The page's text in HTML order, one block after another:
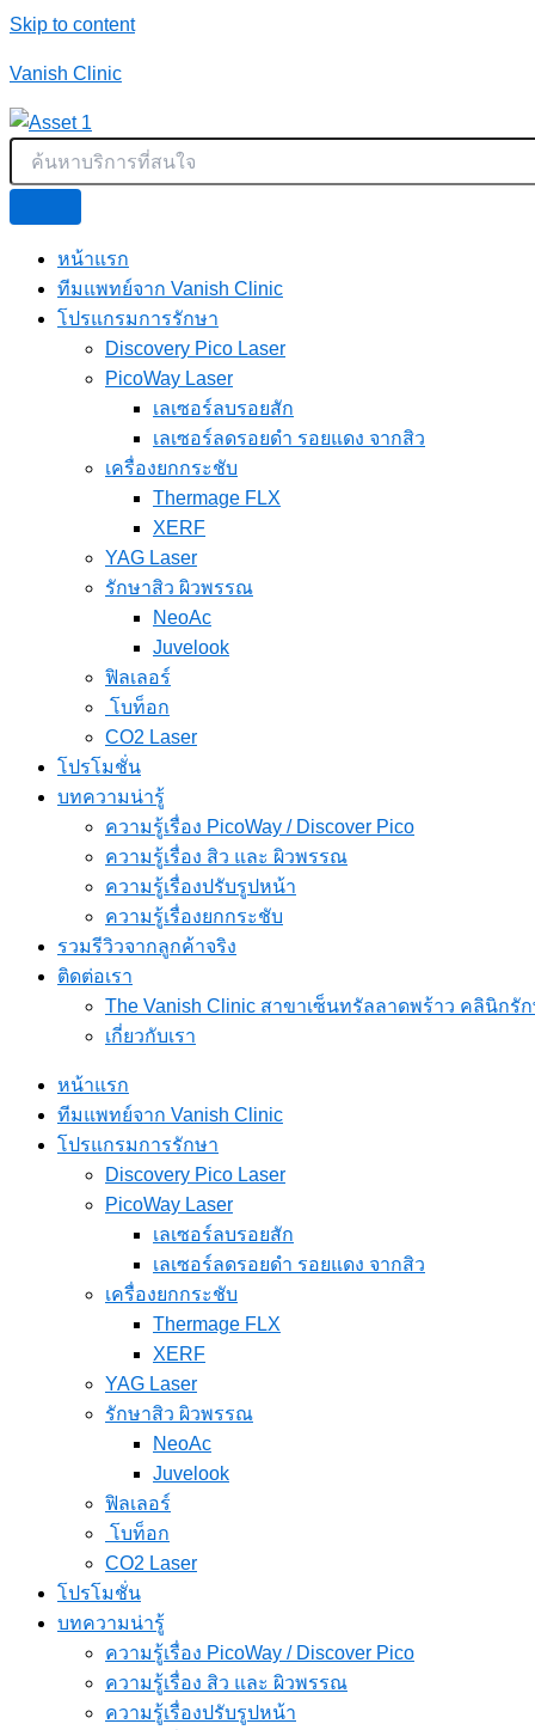
Skip to content
Vanish Clinic
หน้าแรก
ทีมแพทย์จาก Vanish Clinic
โปรแกรมการรักษา
Discovery Pico Laser
PicoWay Laser
เลเซอร์ลบรอยสัก
เลเซอร์ลดรอยดำ รอยแดง จากสิว
เครื่องยกกระชับ
Thermage FLX
XERF
YAG Laser
รักษาสิว ผิวพรรณ
NeoAc
Juvelook
ฟิลเลอร์
โบท็อก
CO2 Laser
โปรโมชั่น
บทความน่ารู้
ความรู้เรื่อง PicoWay / Discover Pico
ความรู้เรื่อง สิว และ ผิวพรรณ
ความรู้เรื่องปรับรูปหน้า
ความรู้เรื่องยกกระชับ
รวมรีวิวจากลูกค้าจริง
ติดต่อเรา
The Vanish Clinic สาขาเซ็นทรัลลาดพร้าว คลินิก
เกี่ยวกับเรา
หน้าแรก
ทีมแพทย์จาก Vanish Clinic
โปรแกรมการรักษา
Discovery Pico Laser
PicoWay Laser
เลเซอร์ลบรอยสัก
เลเซอร์ลดรอยดำ รอยแดง จากสิว
เครื่องยกกระชับ
Thermage FLX
XERF
YAG Laser
รักษาสิว ผิวพรรณ
NeoAc
Juvelook
ฟิลเลอร์
โบท็อก
CO2 Laser
โปรโมชั่น
บทความน่ารู้
ความรู้เรื่อง PicoWay / Discover Pico
ความรู้เรื่อง สิว และ ผิวพรรณ
ความรู้เรื่องปรับรูปหน้า